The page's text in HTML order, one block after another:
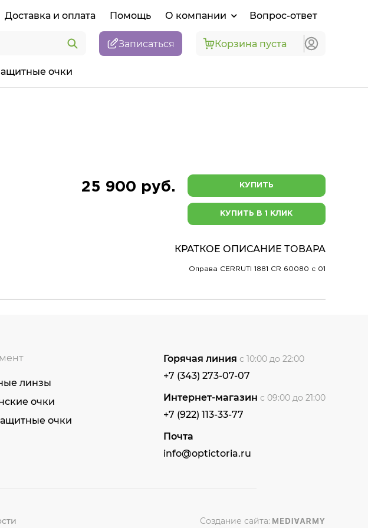
Доставка и оплата Помощь О компании Вопрос-ответ
Записаться Корзина пуста
очки
25 900 руб. КУПИТЬ
КУПИТЬ В 1 КЛИК
КРАТКОЕ ОПИСАНИЕ ТОВАРА
Оправа CERRUTI 1881 CR 60080 c 01
линзы
очки
очки
Горячая линия с 10:00 до 22:00
+7 (343) 273-07-07
Интернет-магазин с 09:00 до 21:00
+7 (922) 113-33-77
Почта
info@optictoria.ru
Создание сайта: